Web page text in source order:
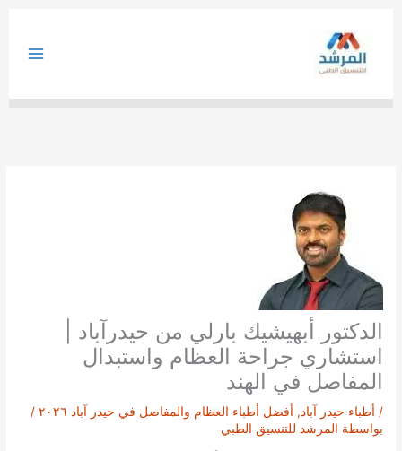
الدكتور أبهيشيك بارلي من حيدرآباد |
استشاري جراحة العظام واستبدال
المفاصل في الهند
/ أطباء حيدر آباد, أفضل أطباء العظام والمفاصل في حيدر آباد ٢٠٢٦
/
بواسطة المرشد للتنسيق الطبي